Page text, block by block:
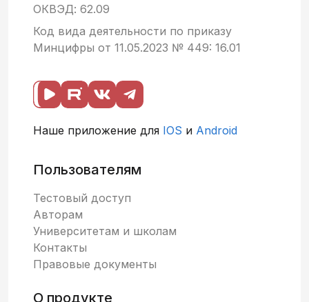
ОКВЭД: 62.09
Код вида деятельности по приказу
Минцифры от 11.05.2023 № 449: 16.01
Наше приложение для IOS и Android
Пользователям
Тестовый доступ
Авторам
Университетам и школам
Контакты
Правовые документы
О продукте